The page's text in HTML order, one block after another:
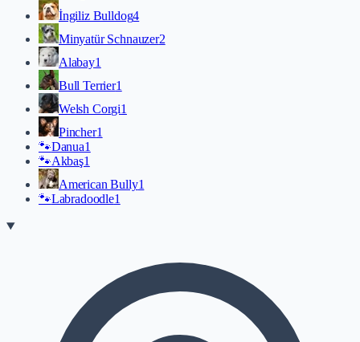
İngiliz Bulldog4
Minyatür Schnauzer2
Alabay1
Bull Terrier1
Welsh Corgi1
Pincher1
🐾Danua1
🐾Akbaş1
American Bully1
🐾Labradoodle1